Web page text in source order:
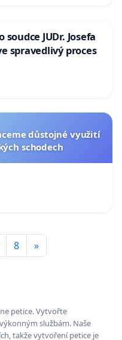
JUDr. Josefa
spravedlivý proces
důstojné využití
schodech
8 »
petice. Vytvořte
službám. Naše
takže vytvoření petice je